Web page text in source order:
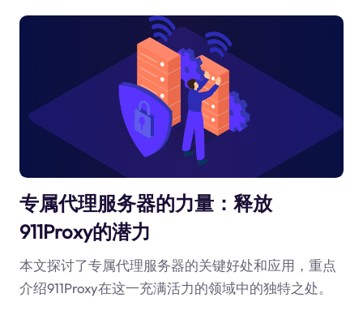
专属代理服务器的力量：释放
911Proxy的潜力
本文探讨了专属代理服务器的关键好处和应用，重点
介绍911Proxy在这一充满活力的领域中的独特之处。